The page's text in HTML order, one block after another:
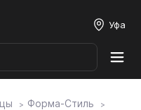
Уфа
Форма-Стиль